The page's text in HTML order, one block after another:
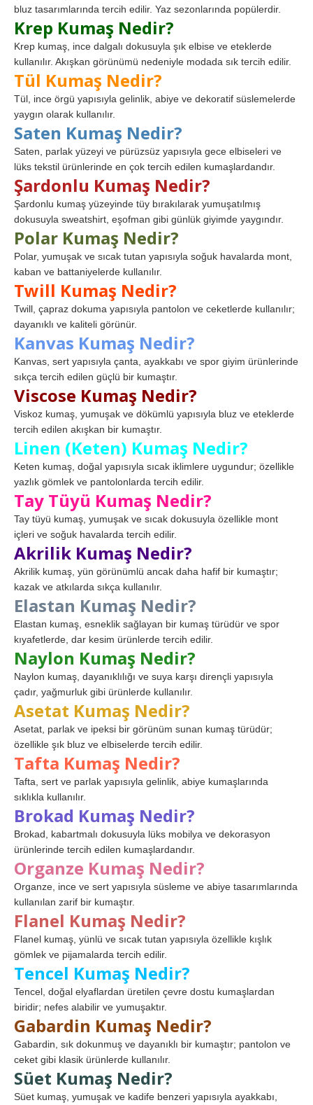
bluz tasarımlarında tercih edilir. Yaz sezonlarında popülerdir.
Krep Kumaş Nedir?
Krep kumaş, ince dalgalı dokusuyla şık elbise ve eteklerde
kullanılır. Akışkan görünümü nedeniyle modada sık tercih edilir.
Tül Kumaş Nedir?
Tül, ince örgü yapısıyla gelinlik, abiye ve dekoratif süslemelerde
yaygın olarak kullanılır.
Saten Kumaş Nedir?
Saten, parlak yüzeyi ve pürüzsüz yapısıyla gece elbiseleri ve
lüks tekstil ürünlerinde en çok tercih edilen kumaşlardandır.
Şardonlu Kumaş Nedir?
Şardonlu kumaş yüzeyinde tüy bırakılarak yumuşatılmış
dokusuyla sweatshirt, eşofman gibi günlük giyimde yaygındır.
Polar Kumaş Nedir?
Polar, yumuşak ve sıcak tutan yapısıyla soğuk havalarda mont,
kaban ve battaniyelerde kullanılır.
Twill Kumaş Nedir?
Twill, çapraz dokuma yapısıyla pantolon ve ceketlerde kullanılır;
dayanıklı ve kaliteli görünür.
Kanvas Kumaş Nedir?
Kanvas, sert yapısıyla çanta, ayakkabı ve spor giyim ürünlerinde
sıkça tercih edilen güçlü bir kumaştır.
Viscose Kumaş Nedir?
Viskoz kumaş, yumuşak ve dökümlü yapısıyla bluz ve eteklerde
tercih edilen akışkan bir kumaştır.
Linen (Keten) Kumaş Nedir?
Keten kumaş, doğal yapısıyla sıcak iklimlere uygundur; özellikle
yazlık gömlek ve pantolonlarda tercih edilir.
Tay Tüyü Kumaş Nedir?
Tay tüyü kumaş, yumuşak ve sıcak dokusuyla özellikle mont
içleri ve soğuk havalarda tercih edilir.
Akrilik Kumaş Nedir?
Akrilik kumaş, yün görünümlü ancak daha hafif bir kumaştır;
kazak ve atkılarda sıkça kullanılır.
Elastan Kumaş Nedir?
Elastan kumaş, esneklik sağlayan bir kumaş türüdür ve spor
kıyafetlerde, dar kesim ürünlerde tercih edilir.
Naylon Kumaş Nedir?
Naylon kumaş, dayanıklılığı ve suya karşı dirençli yapısıyla
çadır, yağmurluk gibi ürünlerde kullanılır.
Asetat Kumaş Nedir?
Asetat, parlak ve ipeksi bir görünüm sunan kumaş türüdür;
özellikle şık bluz ve elbiselerde tercih edilir.
Tafta Kumaş Nedir?
Tafta, sert ve parlak yapısıyla gelinlik, abiye kumaşlarında
sıklıkla kullanılır.
Brokad Kumaş Nedir?
Brokad, kabartmalı dokusuyla lüks mobilya ve dekorasyon
ürünlerinde tercih edilen kumaşlardandır.
Organze Kumaş Nedir?
Organze, ince ve sert yapısıyla süsleme ve abiye tasarımlarında
kullanılan zarif bir kumaştır.
Flanel Kumaş Nedir?
Flanel kumaş, yünlü ve sıcak tutan yapısıyla özellikle kışlık
gömlek ve pijamalarda tercih edilir.
Tencel Kumaş Nedir?
Tencel, doğal elyaflardan üretilen çevre dostu kumaşlardan
biridir; nefes alabilir ve yumuşaktır.
Gabardin Kumaş Nedir?
Gabardin, sık dokunmuş ve dayanıklı bir kumaştır; pantolon ve
ceket gibi klasik ürünlerde kullanılır.
Süet Kumaş Nedir?
Süet kumaş, yumuşak ve kadife benzeri yapısıyla ayakkabı,